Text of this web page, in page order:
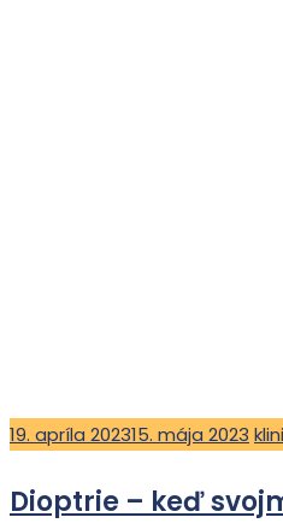
Posted
19. apríla 202315. mája 2023
Dioptrie – keď